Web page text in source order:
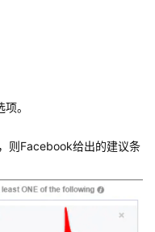
。
则Facebook给出的建议条